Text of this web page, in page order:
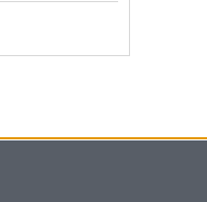
по-лесно